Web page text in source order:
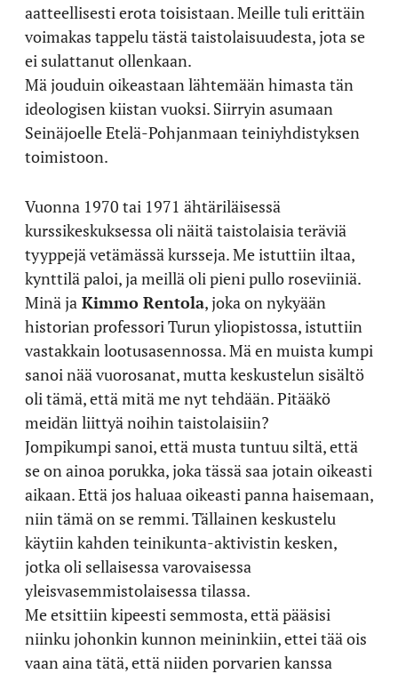
aatteellisesti erota toisistaan. Meille tuli erittäin
voimakas tappelu tästä taistolaisuudesta, jota se
ei sulattanut ollenkaan.
Mä jouduin oikeastaan lähtemään himasta tän
ideologisen kiistan vuoksi. Siirryin asumaan
Seinäjoelle Etelä-Pohjanmaan teiniyhdistyksen
toimistoon.
Vuonna 1970 tai 1971 ähtäriläisessä
kurssikeskuksessa oli näitä taistolaisia teräviä
tyyppejä vetämässä kursseja. Me istuttiin iltaa,
kynttilä paloi, ja meillä oli pieni pullo roseviiniä.
Minä ja Kimmo Rentola, joka on nykyään
historian professori Turun yliopistossa, istuttiin
vastakkain lootusasennossa. Mä en muista kumpi
sanoi nää vuorosanat, mutta keskustelun sisältö
oli tämä, että mitä me nyt tehdään. Pitääkö
meidän liittyä noihin taistolaisiin?
Jompikumpi sanoi, että musta tuntuu siltä, että
se on ainoa porukka, joka tässä saa jotain oikeasti
aikaan. Että jos haluaa oikeasti panna haisemaan,
niin tämä on se remmi. Tällainen keskustelu
käytiin kahden teinikunta-aktivistin kesken,
jotka oli sellaisessa varovaisessa
yleisvasemmistolaisessa tilassa.
Me etsittiin kipeesti semmosta, että pääsisi
niinku johonkin kunnon meininkiin, ettei tää ois
vaan aina tätä, että niiden porvarien kanssa